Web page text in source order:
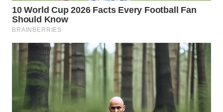
DEPOK
WN
TAPANULI
UTARA
WN
SAMOSIR